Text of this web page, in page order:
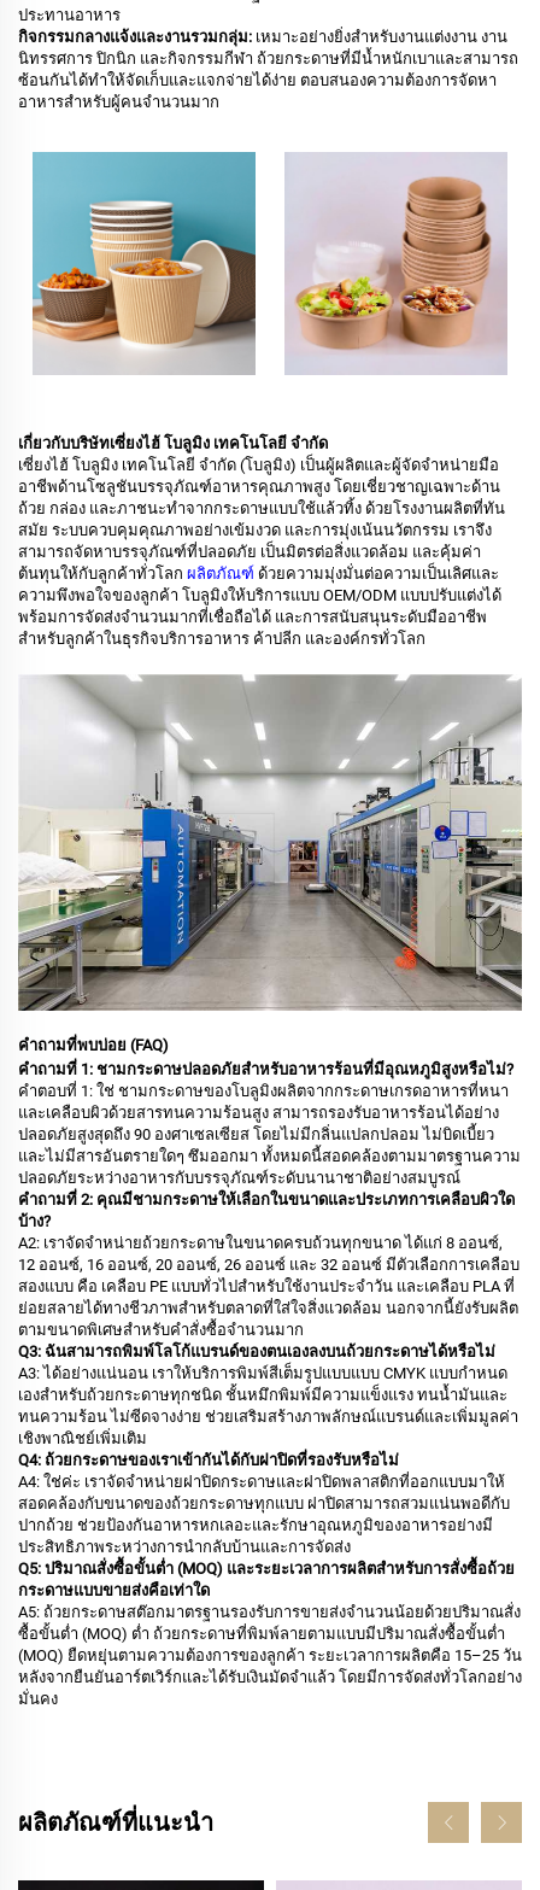
ประทานอาหาร
กิจกรรมกลางแจ้งและงานรวมกลุ่ม: เหมาะอย่างยิ่งสำหรับงานแต่งงาน งาน
นิทรรศการ ปิกนิก และกิจกรรมกีฬา ถ้วยกระดาษที่มีน้ำหนักเบาและสามารถ
ซ้อนกันได้ทำให้จัดเก็บและแจกจ่ายได้ง่าย ตอบสนองความต้องการจัดหา
อาหารสำหรับผู้คนจำนวนมาก
เกี่ยวกับบริษัทเซี่ยงไฮ้ โบลูมิง เทคโนโลยี จำกัด
เซี่ยงไฮ้ โบลูมิง เทคโนโลยี จำกัด (โบลูมิง) เป็นผู้ผลิตและผู้จัดจำหน่ายมือ
อาชีพด้านโซลูชันบรรจุภัณฑ์อาหารคุณภาพสูง โดยเชี่ยวชาญเฉพาะด้าน
ถ้วย กล่อง และภาชนะทำจากกระดาษแบบใช้แล้วทิ้ง ด้วยโรงงานผลิตที่ทัน
สมัย ระบบควบคุมคุณภาพอย่างเข้มงวด และการมุ่งเน้นนวัตกรรม เราจึง
สามารถจัดหาบรรจุภัณฑ์ที่ปลอดภัย เป็นมิตรต่อสิ่งแวดล้อม และคุ้มค่า
ต้นทุนให้กับลูกค้าทั่วโลก ผลิตภัณฑ์ ด้วยความมุ่งมั่นต่อความเป็นเลิศและ
ความพึงพอใจของลูกค้า โบลูมิงให้บริการแบบ OEM/ODM แบบปรับแต่งได้
พร้อมการจัดส่งจำนวนมากที่เชื่อถือได้ และการสนับสนุนระดับมืออาชีพ
สำหรับลูกค้าในธุรกิจบริการอาหาร ค้าปลีก และองค์กรทั่วโลก
คำถามที่พบบ่อย (FAQ)
คำถามที่ 1: ชามกระดาษปลอดภัยสำหรับอาหารร้อนที่มีอุณหภูมิสูงหรือไม่?
คำตอบที่ 1: ใช่ ชามกระดาษของโบลูมิงผลิตจากกระดาษเกรดอาหารที่หนา
และเคลือบผิวด้วยสารทนความร้อนสูง สามารถรองรับอาหารร้อนได้อย่าง
ปลอดภัยสูงสุดถึง 90 องศาเซลเซียส โดยไม่มีกลิ่นแปลกปลอม ไม่บิดเบี้ยว
และไม่มีสารอันตรายใดๆ ซึมออกมา ทั้งหมดนี้สอดคล้องตามมาตรฐานความ
ปลอดภัยระหว่างอาหารกับบรรจุภัณฑ์ระดับนานาชาติอย่างสมบูรณ์
คำถามที่ 2: คุณมีชามกระดาษให้เลือกในขนาดและประเภทการเคลือบผิวใด
บ้าง?
A2: เราจัดจำหน่ายถ้วยกระดาษในขนาดครบถ้วนทุกขนาด ได้แก่ 8 ออนซ์,
12 ออนซ์, 16 ออนซ์, 20 ออนซ์, 26 ออนซ์ และ 32 ออนซ์ มีตัวเลือกการเคลือบ
สองแบบ คือ เคลือบ PE แบบทั่วไปสำหรับใช้งานประจำวัน และเคลือบ PLA ที่
ย่อยสลายได้ทางชีวภาพสำหรับตลาดที่ใส่ใจสิ่งแวดล้อม นอกจากนี้ยังรับผลิต
ตามขนาดพิเศษสำหรับคำสั่งซื้อจำนวนมาก
Q3: ฉันสามารถพิมพ์โลโก้แบรนด์ของตนเองลงบนถ้วยกระดาษได้หรือไม่
A3: ได้อย่างแน่นอน เราให้บริการพิมพ์สีเต็มรูปแบบแบบ CMYK แบบกำหนด
เองสำหรับถ้วยกระดาษทุกชนิด ชั้นหมึกพิมพ์มีความแข็งแรง ทนน้ำมันและ
ทนความร้อน ไม่ซีดจางง่าย ช่วยเสริมสร้างภาพลักษณ์แบรนด์และเพิ่มมูลค่า
เชิงพาณิชย์เพิ่มเติม
Q4: ถ้วยกระดาษของเราเข้ากันได้กับฝาปิดที่รองรับหรือไม่
A4: ใช่ค่ะ เราจัดจำหน่ายฝาปิดกระดาษและฝาปิดพลาสติกที่ออกแบบมาให้
สอดคล้องกับขนาดของถ้วยกระดาษทุกแบบ ฝาปิดสามารถสวมแน่นพอดีกับ
ปากถ้วย ช่วยป้องกันอาหารหกเลอะและรักษาอุณหภูมิของอาหารอย่างมี
ประสิทธิภาพระหว่างการนำกลับบ้านและการจัดส่ง
Q5: ปริมาณสั่งซื้อขั้นต่ำ (MOQ) และระยะเวลาการผลิตสำหรับการสั่งซื้อถ้วย
กระดาษแบบขายส่งคือเท่าใด
A5: ถ้วยกระดาษสต๊อกมาตรฐานรองรับการขายส่งจำนวนน้อยด้วยปริมาณสั่ง
ซื้อขั้นต่ำ (MOQ) ต่ำ ถ้วยกระดาษที่พิมพ์ลายตามแบบมีปริมาณสั่งซื้อขั้นต่ำ
(MOQ) ยืดหยุ่นตามความต้องการของลูกค้า ระยะเวลาการผลิตคือ 15–25 วัน
หลังจากยืนยันอาร์ตเวิร์กและได้รับเงินมัดจำแล้ว โดยมีการจัดส่งทั่วโลกอย่าง
มั่นคง
ผลิตภัณฑ์ที่แนะนำ